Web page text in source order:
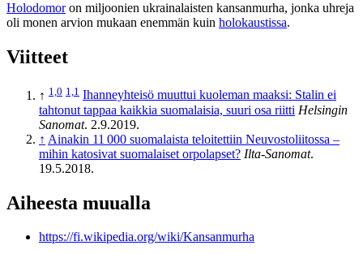
Holodomoron miljoonien ukrainalaisten kansanmurha, jonka uhreja
oli monen arvion mukaan enemmän kuin holokaustissa.
Viitteet
↑ 1,0 1,1 Ihanneyhteisö muuttui kuoleman maaksi: Stalin ei
tahtonut tappaa kaikkia suomalaisia, suuri osa riitti Helsingin
Sanomat. 2.9.2019.
↑ Ainakin 11 000 suomalaista teloitettiin Neuvostoliitossa –
mihin katosivat suomalaiset orpolapset? Ilta-Sanomat.
19.5.2018.
Aiheesta muualla
https://fi.wikipedia.org/wiki/Kansanmurha